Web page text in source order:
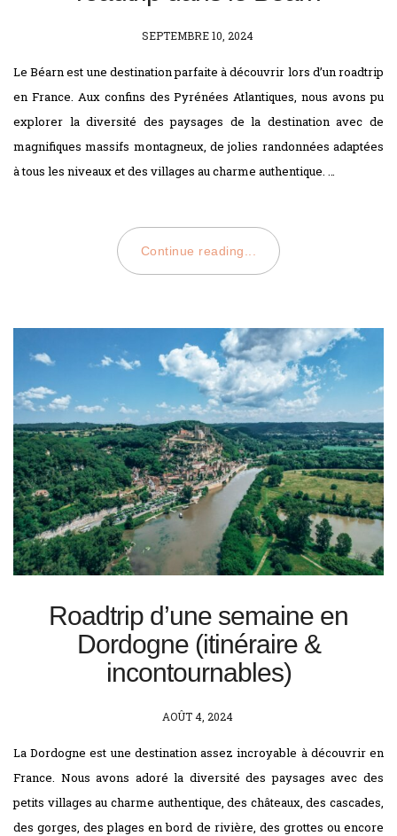
POSTED
SEPTEMBRE 10, 2024
Le Béarn est une destination parfaite à découvrir lors d’un roadtrip
en France. Aux confins des Pyrénées Atlantiques, nous avons pu
explorer la diversité des paysages de la destination avec de
magnifiques massifs montagneux, de jolies randonnées adaptées
à tous les niveaux et des villages au charme authentique. …
Continue reading...
Roadtrip d’une semaine en
Dordogne (itinéraire &
incontournables)
POSTED
AOÛT 4, 2024
La Dordogne est une destination assez incroyable à découvrir en
France. Nous avons adoré la diversité des paysages avec des
petits villages au charme authentique, des châteaux, des cascades,
des gorges, des plages en bord de rivière, des grottes ou encore